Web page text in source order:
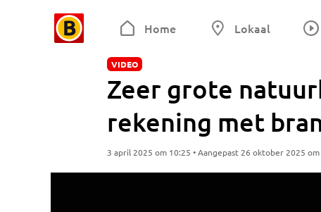
Home Lokaal
VIDEO
Zeer grote
rekening met
3 april 2025 om 10:25 • Aangepast 26 oktober 2025